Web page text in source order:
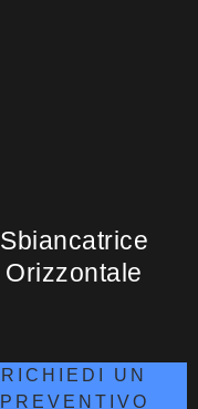
Sbiancatrice
Orizzontale
RICHIEDI UN
PREVENTIVO